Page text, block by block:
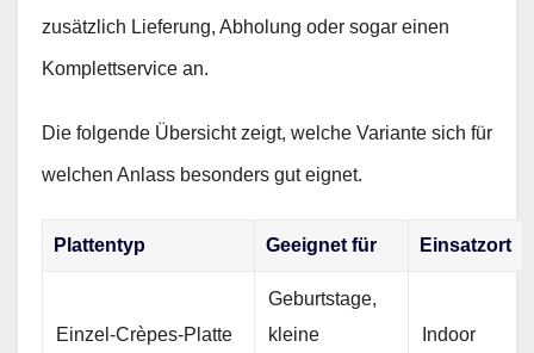
zusätzlich Lieferung, Abholung oder sogar einen
Komplettservice an.
Die folgende Übersicht zeigt, welche Variante sich für
welchen Anlass besonders gut eignet.
Plattentyp Geeignet für Einsatzort
Einzel‑Crèpes‑Platte
Geburtstage,
kleine
Indoor